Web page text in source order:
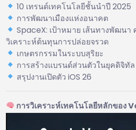
10 เทรนด์เทคโนโลยีชั้นนำปี 2025
การพัฒนาเมืองแห่งอนาคต
SpaceX: เป้าหมาย เส้นทางพัฒนา
วิเคราะห์ต้นทุนการปล่อยจรวด
เกษตรกรรมในระบบสุริยะ
การสร้างแบรนด์ส่วนตัวในยุคดิจิทัล
สรุปงานเปิดตัว iOS 26
การวิเคราะห์เทคโนโลยีหลักของ